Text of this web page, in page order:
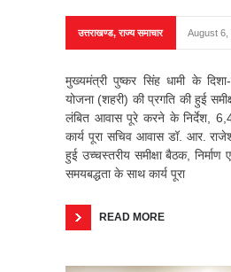
उत्तराखण्ड,राज्य समाचार August 6,
मुख्यमंत्री पुष्कर सिंह धामी के
योजना (शहरी) की प्रगति की हुई
लंबित आवास पूरे करने के निर्देश,
कार्य पूरा सचिव आवास डॉ. आर.
हुई उच्चस्तरीय समीक्षा बैठक, निर्माण
समयबद्धता के साथ कार्य पूरा
READ MORE